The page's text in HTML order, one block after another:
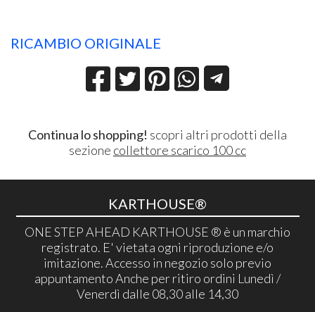
RICAMBIO ORIGINALE
Continua lo shopping! scopri altri prodotti della
sezione collettore scarico 100 cc
KARTHOUSE®
ONE STEP AHEAD KARTHOUSE ® è un marchio
registrato. E' vietata ogni riproduzione e/o
imitazione. Accesso in negozio solo previo
appuntamento Anche per ritiro ordini Lunedì /
Venerdì dalle 08,30 alle 14,30